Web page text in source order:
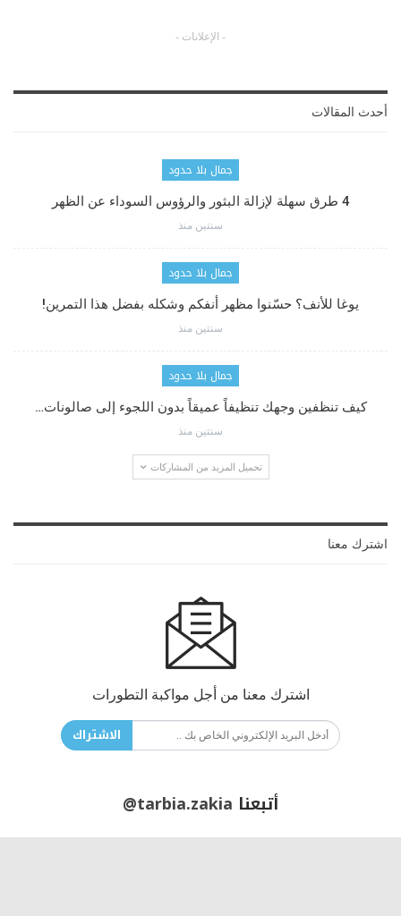
- الإعلانات -
أحدث المقالات
جمال بلا حدود
4 طرق سهلة لإزالة البثور والرؤوس السوداء عن الظهر
سنتين منذ
جمال بلا حدود
يوغا للأنف؟ حسّنوا مظهر أنفكم وشكله بفضل هذا التمرين!
سنتين منذ
جمال بلا حدود
كيف تنظفين وجهك تنظيفاً عميقاً بدون اللجوء إلى صالونات…
سنتين منذ
تحميل المزيد من المشاركات
اشترك معنا
اشترك معنا من أجل مواكبة التطورات
الاشتراك
أتبعنا @tarbia.zakia